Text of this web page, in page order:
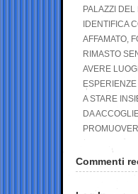
PALAZZI DEL
IDENTIFICA
AFFAMATO,
RIMASTO
AVERE
A STARE
DA
Commenti